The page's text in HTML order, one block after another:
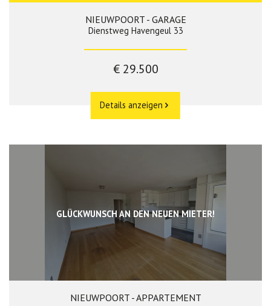
NIEUWPOORT - GARAGE
Dienstweg Havengeul 33
€ 29.500
Details anzeigen
GLÜCKWUNSCH AN DEN NEUEN MIETER!
2 1
NIEUWPOORT - APPARTEMENT